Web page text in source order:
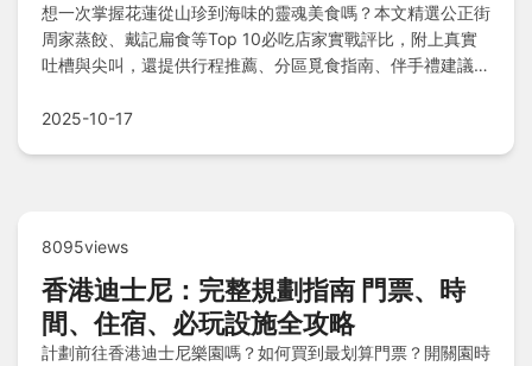
想一次掌握花蓮從山珍到海味的靈魂美食嗎？本文精選公正街
周家蒸餃、戴記扁食等Top 10必吃店家實戰評比，附上真實
吐槽與尖叫，還提供行程推薦、分區覓食指南、伴手禮建議及
旅！
2025-10-17
8095views
香港迪士尼：完整規劃指南 門票、時
間、住宿、必玩設施全攻略
計劃前往香港迪士尼樂園嗎？如何買到最划算門票？開關園時